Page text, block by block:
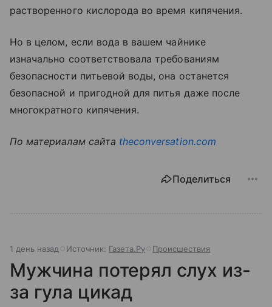
растворенного кислорода во время кипячения.
Но в целом, если вода в вашем чайнике
изначально соответствовала требованиям
безопасности питьевой воды, она останется
безопасной и пригодной для питья даже после
многократного кипячения.
По материалам сайта theconversation.com
Поделиться
1 день назад Источник: Газета.Ру Происшествия
Мужчина потерял слух из-
за гула цикад